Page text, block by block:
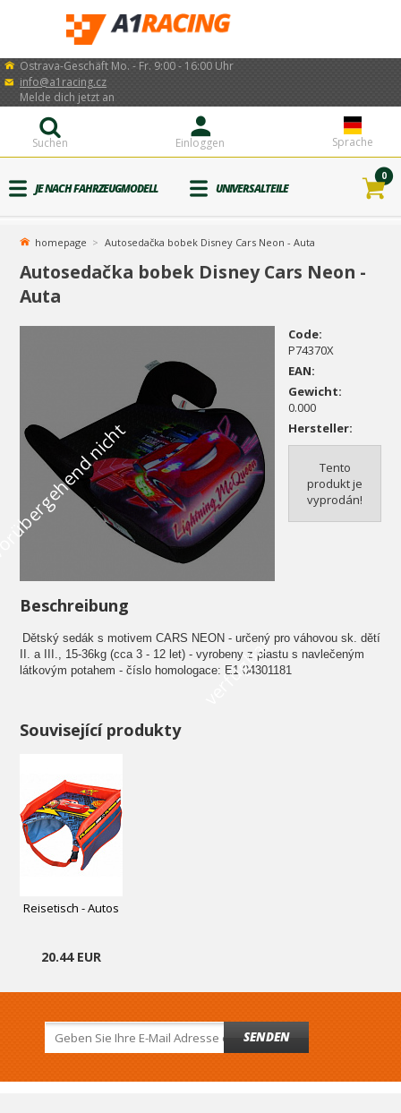
Ostrava-Geschäft Mo. - Fr. 9:00 - 16:00 Uhr
info@a1racing.cz
Sprache
Einloggen
Melde dich jetzt an
Suchen
JE NACH FAHRZEUGMODELL UNIVERSALTEILE
0
homepage Autosedačka bobek Disney Cars Neon - Auta
Autosedačka bobek Disney Cars Neon -
Auta
r
Code:
P74370X
EAN:
Gewicht:
0.000
Hersteller:
Tento
produkt je
vyprodán!
Beschreibung
Dětský sedák s motivem CARS NEON - určený pro váhovou sk. dětí
II. a III., 15-36kg (cca 3 - 12 let) - vyrobeny z plastu s navlečeným
látkovým potahem - číslo homologace: E1 04301181
Související produkty
Reisetisch - Autos
20.44 EUR
SENDEN